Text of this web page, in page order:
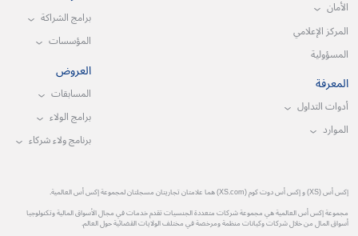
الأمان
المركز الإعلامي
المسؤولية
المعرفة
أدوات التداول
الموارد
برامج الشراكة
المؤسسات
العروض
المسابقات
برامج الولاء
برنامج ولاء شركاء
إكس أس (XS) و إكس أس دوت كوم (XS.com) هما علامتان تجاريتان مسجلتان لمجموعة إكس أس العالمية.
مجموعة إكس أس العالمية هي مجموعة شركات متعددة الجنسيات تقدم خدمات في مجال الأسواق المالية وتكنولوجيا
أسواق المال من خلال شركات وكيانات منظمة ومرخصة في مختلف الولايات القضائية حول العالم.